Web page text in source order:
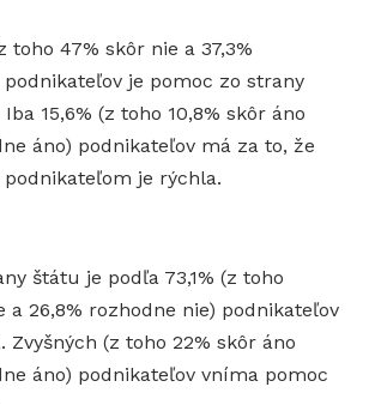
toho 47% skôr nie a 37,3%
je pomoc zo strany
15,6% (z toho 10,8% skôr áno
áno) podnikateľov má za to, že
je rýchla.
štátu je podľa 73,1% (z toho
a 26,8% rozhodne nie) podnikateľov
Zvyšných (z toho 22% skôr áno
áno) podnikateľov vníma pomoc